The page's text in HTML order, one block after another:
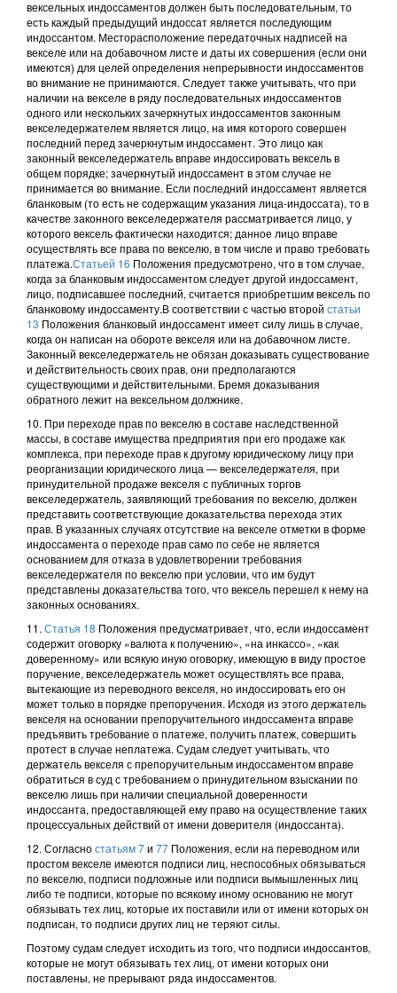
вексельных индоссаментов должен быть последовательным, то
есть каждый предыдущий индоссат является последующим
индоссантом. Месторасположение передаточных надписей на
векселе или на добавочном листе и даты их совершения (если они
имеются) для целей определения непрерывности индоссаментов
во внимание не принимаются. Следует также учитывать, что при
наличии на векселе в ряду последовательных индоссаментов
одного или нескольких зачеркнутых индоссаментов законным
векселедержателем является лицо, на имя которого совершен
последний перед зачеркнутым индоссамент. Это лицо как
законный векселедержатель вправе индоссировать вексель в
общем порядке; зачеркнутый индоссамент в этом случае не
принимается во внимание. Если последний индоссамент является
бланковым (то есть не содержащим указания лица-индоссата), то в
качестве законного векселедержателя рассматривается лицо, у
которого вексель фактически находится; данное лицо вправе
осуществлять все права по векселю, в том числе и право требовать
платежа.Статьей 16 Положения предусмотрено, что в том случае,
когда за бланковым индоссаментом следует другой индоссамент,
лицо, подписавшее последний, считается приобретшим вексель по
бланковому индоссаменту.В соответствии с частью второй статьи
13 Положения бланковый индоссамент имеет силу лишь в случае,
когда он написан на обороте векселя или на добавочном листе.
Законный векселедержатель не обязан доказывать существование
и действительность своих прав, они предполагаются
существующими и действительными. Бремя доказывания
обратного лежит на вексельном должнике.
10. При переходе прав по векселю в составе наследственной
массы, в составе имущества предприятия при его продаже как
комплекса, при переходе прав к другому юридическому лицу при
реорганизации юридического лица — векселедержателя, при
принудительной продаже векселя с публичных торгов
векселедержатель, заявляющий требования по векселю, должен
представить соответствующие доказательства перехода этих
прав. В указанных случаях отсутствие на векселе отметки в форме
индоссамента о переходе прав само по себе не является
основанием для отказа в удовлетворении требования
векселедержателя по векселю при условии, что им будут
представлены доказательства того, что вексель перешел к нему на
законных основаниях.
11. Статья 18 Положения предусматривает, что, если индоссамент
содержит оговорку «валюта к получению», «на инкассо», «как
доверенному» или всякую иную оговорку, имеющую в виду простое
поручение, векселедержатель может осуществлять все права,
вытекающие из переводного векселя, но индоссировать его он
может только в порядке препоручения. Исходя из этого держатель
векселя на основании препоручительного индоссамента вправе
предъявить требование о платеже, получить платеж, совершить
протест в случае неплатежа. Судам следует учитывать, что
держатель векселя с препоручительным индоссаментом вправе
обратиться в суд с требованием о принудительном взыскании по
векселю лишь при наличии специальной доверенности
индоссанта, предоставляющей ему право на осуществление таких
процессуальных действий от имени доверителя (индоссанта).
12. Согласностатьям 7и 77 Положения, если на переводном или
простом векселе имеются подписи лиц, неспособных обязываться
по векселю, подписи подложные или подписи вымышленных лиц
либо те подписи, которые по всякому иному основанию не могут
обязывать тех лиц, которые их поставили или от имени которых он
подписан, то подписи других лиц не теряют силы.
Поэтому судам следует исходить из того, что подписи индоссантов,
которые не могут обязывать тех лиц, от имени которых они
поставлены, не прерывают ряда индоссаментов.